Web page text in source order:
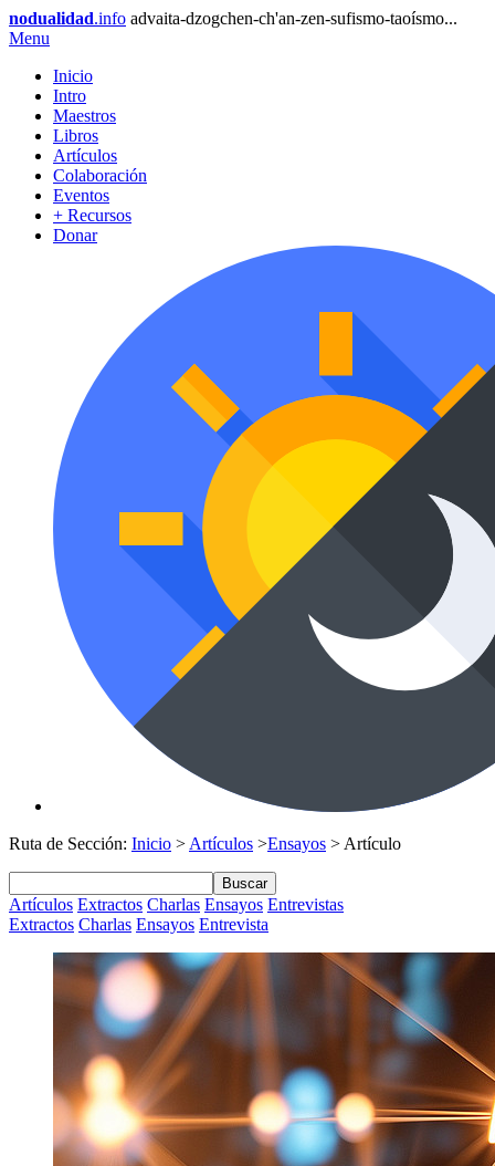
nodualidad.info advaita-dzogchen-ch'an-zen-sufismo-taoísmo...
Menu
Inicio
Intro
Maestros
Libros
Artículos
Colaboración
Eventos
+ Recursos
Donar
Ruta de Sección: Inicio > Artículos >Ensayos > Artículo
Buscar
Artículos Extractos Charlas Ensayos Entrevistas
Extractos Charlas Ensayos Entrevista